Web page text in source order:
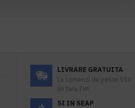
LIVRARE GRATUITA
La comenzi de peste 550
lei fara TVA.
SI IN SEAP